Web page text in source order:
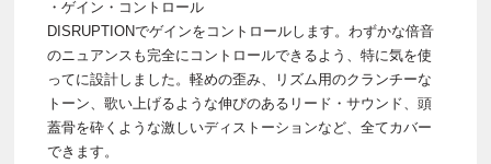
・ゲイン・コントロール
DISRUPTIONでゲインをコントロールします。わずかな倍音
のニュアンスも完全にコントロールできるよう、特に気を使
ってに設計しました。軽めの歪み、リズム用のクランチーな
トーン、歌い上げるような伸びのあるリード・サウンド、頭
蓋骨を砕くような激しいディストーションなど、全てカバー
できます。